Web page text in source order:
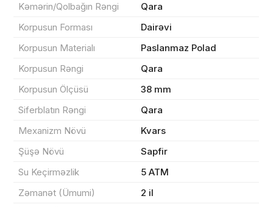
Kəmərin/Qolbağın Rəngi
Qara
Korpusun Forması
Dairəvi
Korpusun Materialı
Paslanmaz Polad
Korpusun Rəngi
Qara
Korpusun Ölçüsü
38 mm
Siferblatın Rəngi
Qara
Mexanizm Növü
Kvars
Şüşə Növü
Sapfir
Su Keçirməzlik
5 ATM
Zəmanət (Ümumi)
2 il
Sifarişin detalları
Məhsul toplam
Endirim